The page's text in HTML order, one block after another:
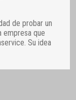
de probar un
empresa que
Su idea